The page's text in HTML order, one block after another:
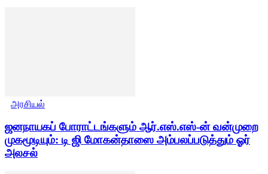
அரசியல்
ஜனநாயகப் போராட்டங்களும் ஆர்.எஸ்.எஸ்-ன் வன்முறை
முகமூடியும்: டி ஜி மோகன்தாஸை அம்பலப்படுத்தும் ஓர்
அலசல்